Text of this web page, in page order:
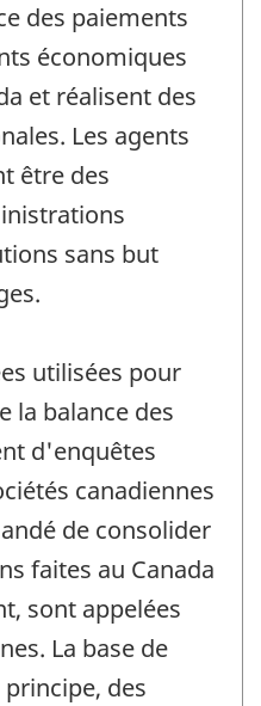
des paiements
économiques
et réalisent des
Les agents
être des
sans but
utilisées pour
la balance des
d'enquêtes
canadiennes
de consolider
faites au Canada
sont appelées
La base de
des